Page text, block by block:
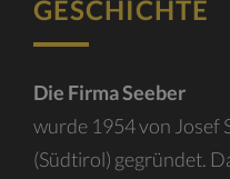
GESCHICHTE
Die Firma Seeber
wurde 1954 von Josef
(Südtirol) gegründet.
ÜBERSICHT